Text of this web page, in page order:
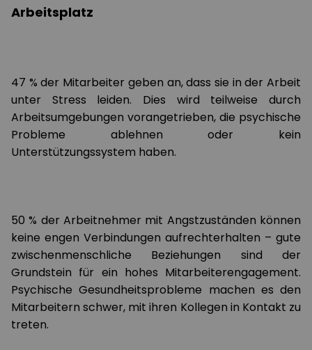
Arbeitsplatz
47 % der Mitarbeiter geben an, dass sie in der Arbeit
unter Stress leiden. Dies wird teilweise durch
Arbeitsumgebungen vorangetrieben, die psychische
Probleme ablehnen oder kein
Unterstützungssystem haben.
50 % der Arbeitnehmer mit Angstzuständen können
keine engen Verbindungen aufrechterhalten – gute
zwischenmenschliche Beziehungen sind der
Grundstein für ein hohes Mitarbeiterengagement.
Psychische Gesundheitsprobleme machen es den
Mitarbeitern schwer, mit ihren Kollegen in Kontakt zu
treten.